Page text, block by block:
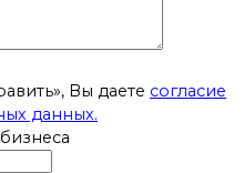
Вы даете согласие
данных.